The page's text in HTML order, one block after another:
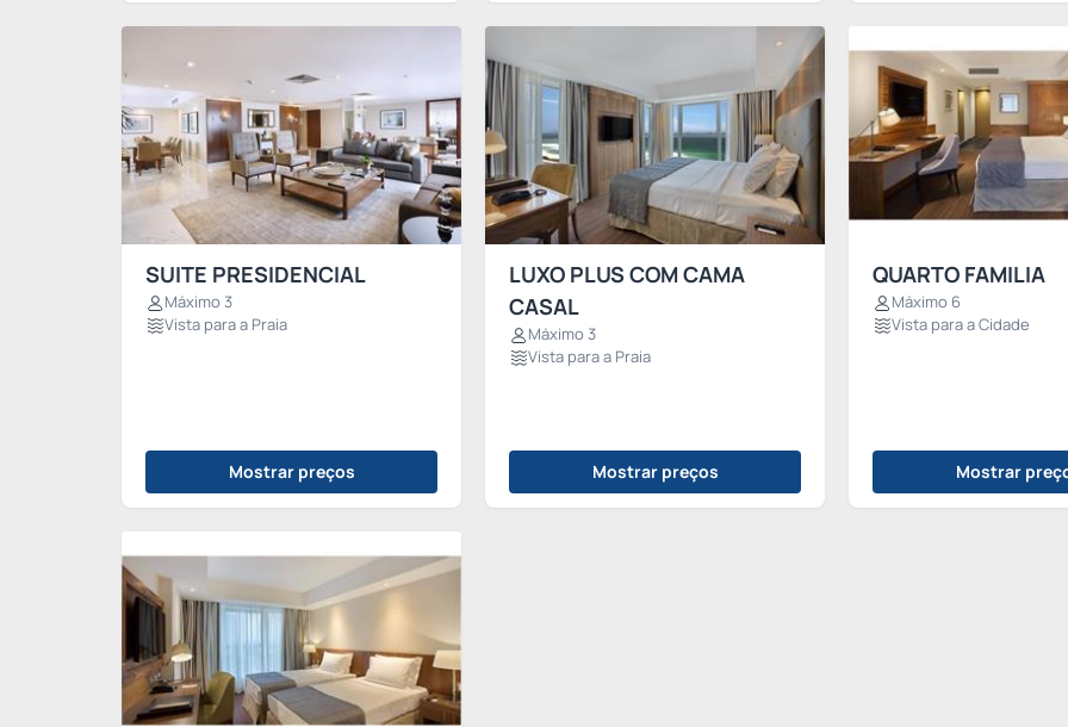
SUITE PRESIDENCIAL
Máximo 3
Vista para a Praia
Mostrar preços
LUXO PLUS COM CAMA
CASAL
Máximo 3
Vista para a Praia
Mostrar preços
QUARTO FAMILIA
Máximo 6
Vista para a Cidade
Mostrar